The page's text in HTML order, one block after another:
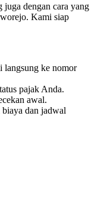
juga dengan cara yang
Kami siap
ke nomor
pajak Anda.
awal.
dan jadwal